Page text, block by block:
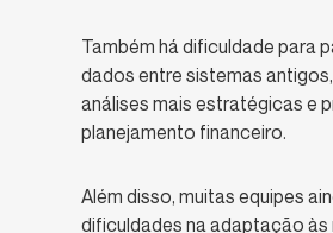
Também há dificuldade para
dados entre sistemas
análises mais estratégicas e
planejamento financeiro.
Além disso, muitas equipes
dificuldades na adaptação às